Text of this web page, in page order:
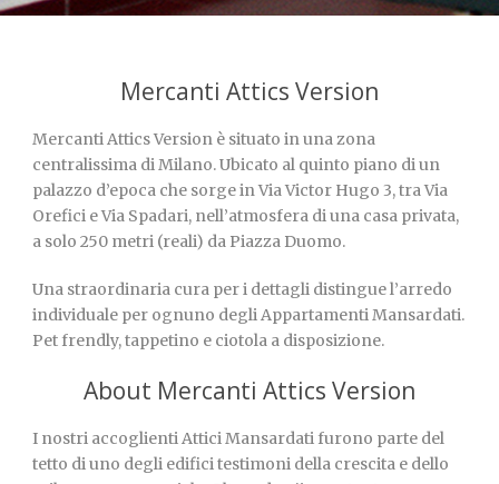
Mercanti Attics Version
Mercanti Attics Version è situato in una zona
centralissima di Milano. Ubicato al quinto piano di un
palazzo d’epoca che sorge in Via Victor Hugo 3, tra Via
Orefici e Via Spadari, nell’atmosfera di una casa privata,
a solo 250 metri (reali) da Piazza Duomo.
Una straordinaria cura per i dettagli distingue l’arredo
individuale per ognuno degli Appartamenti Mansardati.
Pet frendly, tappetino e ciotola a disposizione.
About Mercanti Attics Version
I nostri accoglienti Attici Mansardati furono parte del
tetto di uno degli edifici testimoni della crescita e dello